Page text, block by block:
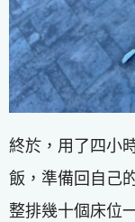
終於，用了四小
飯，準備回自己
整排幾十個床位